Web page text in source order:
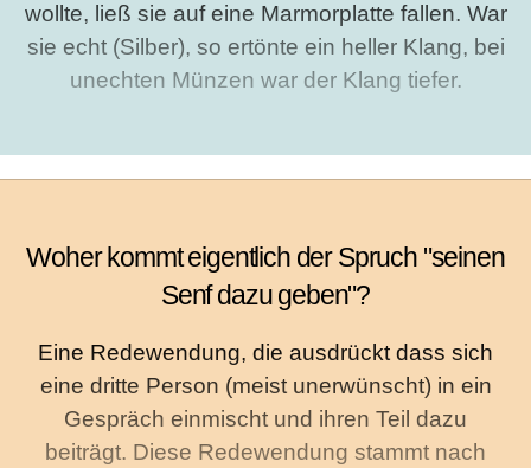
wollte, ließ sie auf eine Marmorplatte fallen. War
sie echt (Silber), so ertönte ein heller Klang, bei
unechten Münzen war der Klang tiefer.
Woher kommt eigentlich der Spruch "seinen
Senf dazu geben"?
Eine Redewendung, die ausdrückt dass sich
eine dritte Person (meist unerwünscht) in ein
Gespräch einmischt und ihren Teil dazu
beiträgt. Diese Redewendung stammt nach